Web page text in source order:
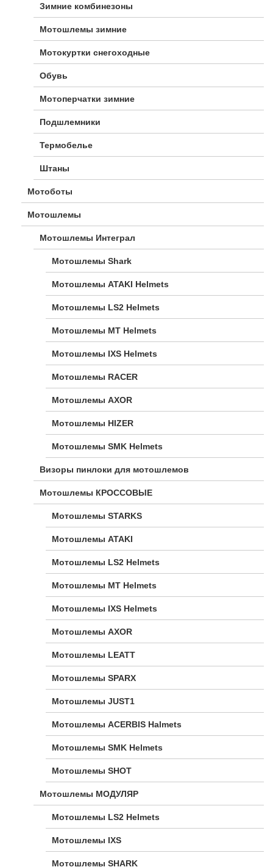
Зимние комбинезоны
Мотошлемы зимние
Мотокуртки снегоходные
Обувь
Мотоперчатки зимние
Подшлемники
Термобелье
Штаны
Мотоботы
Мотошлемы
Мотошлемы Интеграл
Мотошлемы Shark
Мотошлемы ATAKI Helmets
Мотошлемы LS2 Helmets
Мотошлемы MT Helmets
Мотошлемы IXS Helmets
Мотошлемы RACER
Мотошлемы AXOR
Мотошлемы HIZER
Мотошлемы SMK Helmets
Визоры пинлоки для мотошлемов
Мотошлемы КРОССОВЫЕ
Мотошлемы STARKS
Мотошлемы ATAKI
Мотошлемы LS2 Helmets
Мотошлемы MT Helmets
Мотошлемы IXS Helmets
Мотошлемы AXOR
Мотошлемы LEATT
Мотошлемы SPARX
Мотошлемы JUST1
Мотошлемы ACERBIS Halmets
Мотошлемы SMK Helmets
Мотошлемы SHOT
Мотошлемы МОДУЛЯР
Мотошлемы LS2 Helmets
Мотошлемы IXS
Мотошлемы SHARK